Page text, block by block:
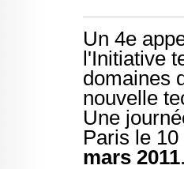
Un 4e
l'Initiative
domaines
nouvelle
Une
Paris le
mars 2011